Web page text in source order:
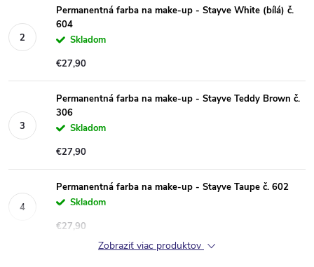
Permanentná farba na make-up - Stayve White (bílá) č.
604
Skladom
€27,90
Permanentná farba na make-up - Stayve Teddy Brown č.
306
Skladom
€27,90
Permanentná farba na make-up - Stayve Taupe č. 602
Skladom
€27,90
Zobraziť viac produktov